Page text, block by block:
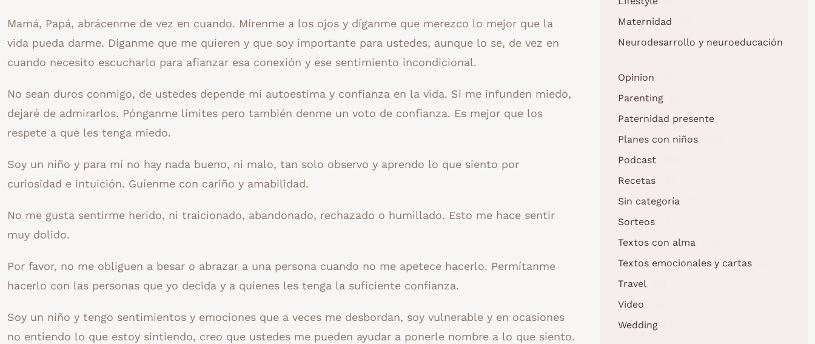
Mamá, Papá, abrácenme de vez en cuando. Mírenme a los ojos y díganme que merezco lo mejor que la
vida pueda darme. Díganme que me quieren y que soy importante para ustedes, aunque lo se, de vez en
cuando necesito escucharlo para afianzar esa conexión y ese sentimiento incondicional.
No sean duros conmigo, de ustedes depende mi autoestima y confianza en la vida. Si me infunden miedo,
dejaré de admirarlos. Pónganme límites pero también denme un voto de confianza. Es mejor que los
respete a que les tenga miedo.
Soy un niño y para mí no hay nada bueno, ni malo, tan solo observo y aprendo lo que siento por
curiosidad e intuición. Guíenme con cariño y amabilidad.
No me gusta sentirme herido, ni traicionado, abandonado, rechazado o humillado. Esto me hace sentir
muy dolido.
Por favor, no me obliguen a besar o abrazar a una persona cuando no me apetece hacerlo. Permítanme
hacerlo con las personas que yo decida y a quienes les tenga la suficiente confianza.
Soy un niño y tengo sentimientos y emociones que a veces me desbordan, soy vulnerable y en ocasiones
no entiendo lo que estoy sintiendo, creo que ustedes me pueden ayudar a ponerle nombre a lo que siento.
Maternidad
Neurodesarrollo y neuroeducación
Opinion
Parenting
Paternidad presente
Planes con niños
Podcast
Recetas
Sin categoría
Sorteos
Textos con alma
Textos emocionales y cartas
Travel
Video
Wedding